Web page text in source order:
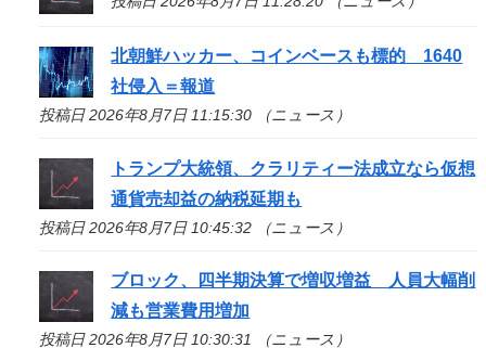
北朝鮮ハッカー、コインベースも標的 1640
社侵入＝報道
投稿日 2026年8月7日 11:15:30 （ニュース）
トランプ大統領、クラリティー法成立なら仮想
通貨売却益の納税延期も
投稿日 2026年8月7日 10:45:32 （ニュース）
ブロック、四半期決算で増収増益 人員大幅削
減も営業費用増加
投稿日 2026年8月7日 10:30:31 （ニュース）